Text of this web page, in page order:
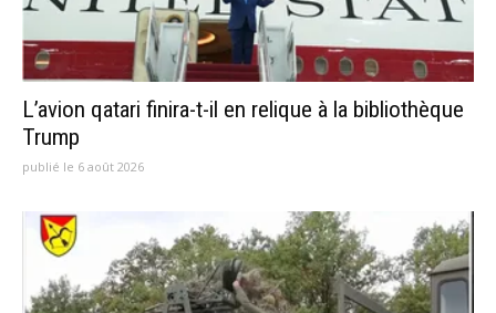
L’avion qatari finira-t-il en relique à la bibliothèque
Trump
publié le 6 août 2026